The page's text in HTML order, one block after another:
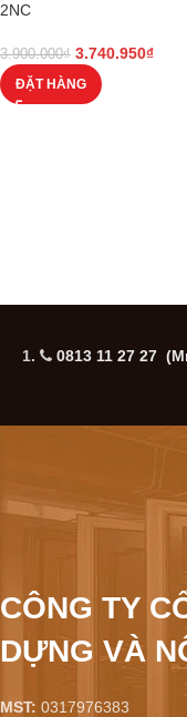
2NC
3.900.000₫ 3.740.950₫
ĐẶT HÀNG
1. 0813 11 27 27
CÔNG TY
DỰNG VÀ
MST: 0317976383